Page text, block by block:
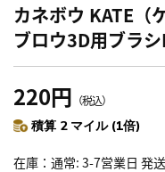
カネボウ KATE（
ブロウ3D用ブラシI
220円 （税込）
積算 2 マイル (1倍)
在庫 通常: 3-7営業日 発